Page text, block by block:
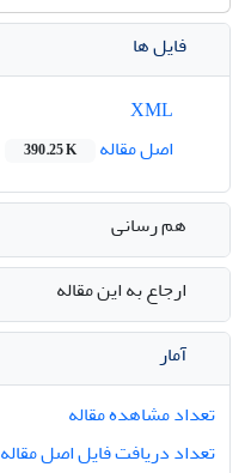
فایل ها
اصل مقاله
390.25 K
هم رسانی
ارجاع به این مقاله
آمار
تعداد مشاهده مقاله
تعداد دریافت فایل اصل مقاله